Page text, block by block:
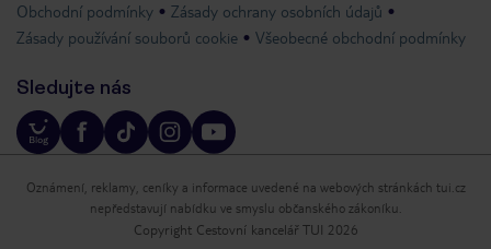
Obchodní podmínky
Zásady ochrany osobních údajů
Zásady používání souborů cookie
Všeobecné obchodní podmínky
Sledujte nás
Oznámení, reklamy, ceníky a informace uvedené na webových stránkách tui.cz
nepředstavují nabídku ve smyslu občanského zákoníku.
Copyright Cestovní kancelář TUI 2026